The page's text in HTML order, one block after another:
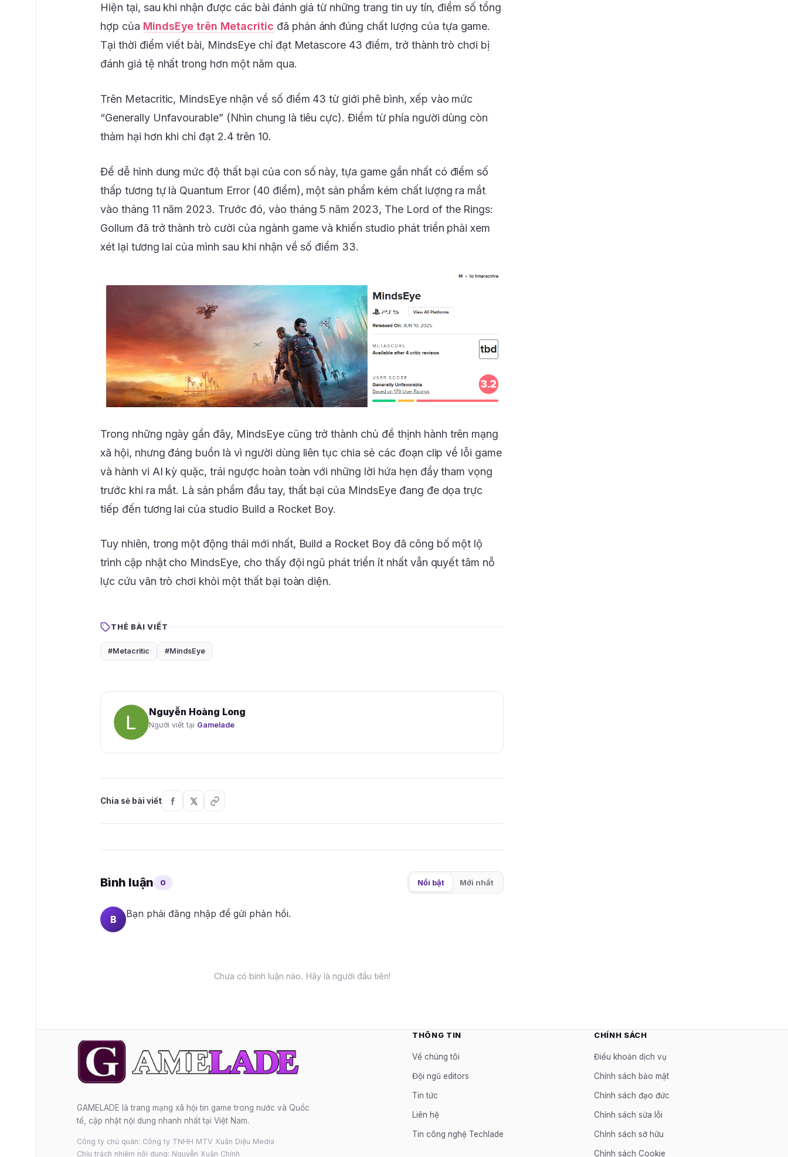
Hiện tại, sau khi nhận được các bài đánh giá từ những trang tin uy tín, điểm số tổng
hợp của MindsEye trên Metacritic đã phản ánh đúng chất lượng của tựa game.
Tại thời điểm viết bài, MindsEye chỉ đạt Metascore 43 điểm, trở thành trò chơi bị
đánh giá tệ nhất trong hơn một năm qua.
Trên Metacritic, MindsEye nhận về số điểm 43 từ giới phê bình, xếp vào mức
“Generally Unfavourable” (Nhìn chung là tiêu cực). Điểm từ phía người dùng còn
thảm hại hơn khi chỉ đạt 2.4 trên 10.
Để dễ hình dung mức độ thất bại của con số này, tựa game gần nhất có điểm số
thấp tương tự là Quantum Error (40 điểm), một sản phẩm kém chất lượng ra mắt
vào tháng 11 năm 2023. Trước đó, vào tháng 5 năm 2023, The Lord of the Rings:
Gollum đã trở thành trò cười của ngành game và khiến studio phát triển phải xem
xét lại tương lai của mình sau khi nhận về số điểm 33.
Trong những ngày gần đây, MindsEye cũng trở thành chủ đề thịnh hành trên mạng
xã hội, nhưng đáng buồn là vì người dùng liên tục chia sẻ các đoạn clip về lỗi game
và hành vi AI kỳ quặc, trái ngược hoàn toàn với những lời hứa hẹn đầy tham vọng
trước khi ra mắt. Là sản phẩm đầu tay, thất bại của MindsEye đang đe dọa trực
tiếp đến tương lai của studio Build a Rocket Boy.
Tuy nhiên, trong một động thái mới nhất, Build a Rocket Boy đã công bố một lộ
trình cập nhật cho MindsEye, cho thấy đội ngũ phát triển ít nhất vẫn quyết tâm nỗ
lực cứu vãn trò chơi khỏi một thất bại toàn diện.
THẺ BÀI VIẾT
#Metacritic #MindsEye
Nguyễn Hoàng Long
Người viết tại Gamelade
Chia sẻ bài viết
Bình luận 0 Nổi bật Mới nhất
B Bạn phải đăng nhập để gửi phản hồi.
Chưa có bình luận nào. Hãy là người đầu tiên!
GAMELADE là trang mạng xã hội tin game trong nước và Quốc
tế, cập nhật nội dung nhanh nhất tại Việt Nam.
Công ty chủ quản: Công ty TNHH MTV Xuân Diệu Media
Chịu trách nhiệm nội dung: Nguyễn Xuân Chính
THÔNG TIN
Về chúng tôi
Đội ngũ editors
Tin tức
Liên hệ
Tin công nghệ Techlade
CHÍNH SÁCH
Điều khoản dịch vụ
Chính sách bảo mật
Chính sách đạo đức
Chính sách sửa lỗi
Chính sách sở hữu
Chính sách Cookie